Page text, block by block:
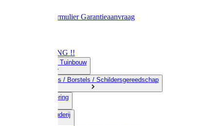
RetourformulierGarantieaanvraag
OPRUIMING !!
01) Land-& Tuinbouw
02) Bezems / Borstels / Schildersgereedschap
03) Afrastering
04) Veehouderij